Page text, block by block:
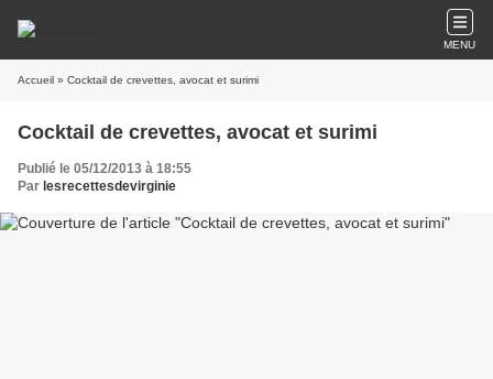
MENU
Accueil » Cocktail de crevettes, avocat et surimi
Cocktail de crevettes, avocat et surimi
Publié le 05/12/2013 à 18:55
Par lesrecettesdevirginie